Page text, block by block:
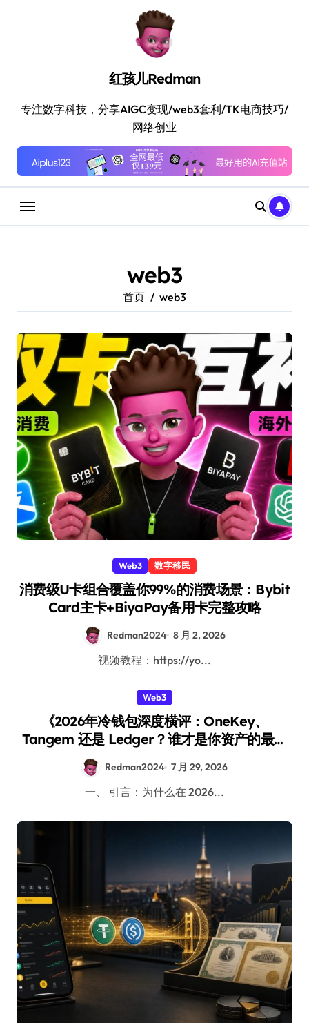
红孩儿Redman
专注数字科技，分享AIGC变现/web3套利/TK电商技巧/
网络创业
web3
首页 web3
Web3 数字移民
消费级U卡组合覆盖你99%的消费场景：Bybit
Card主卡+BiyaPay备用卡完整攻略
Redman2024 8 月 2, 2026
视频教程：https://yo...
Web3
《2026年冷钱包深度横评：OneKey、
Tangem 还是 Ledger？谁才是你资产的最后
Redman2024 7 月 29, 2026
一、 引言：为什么在 2026...